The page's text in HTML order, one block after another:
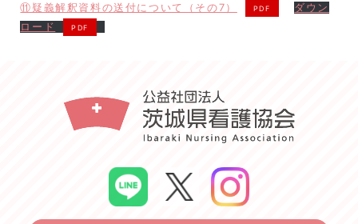
⑪疑義解釈資料の送付について（その7）
ダウン
ロード